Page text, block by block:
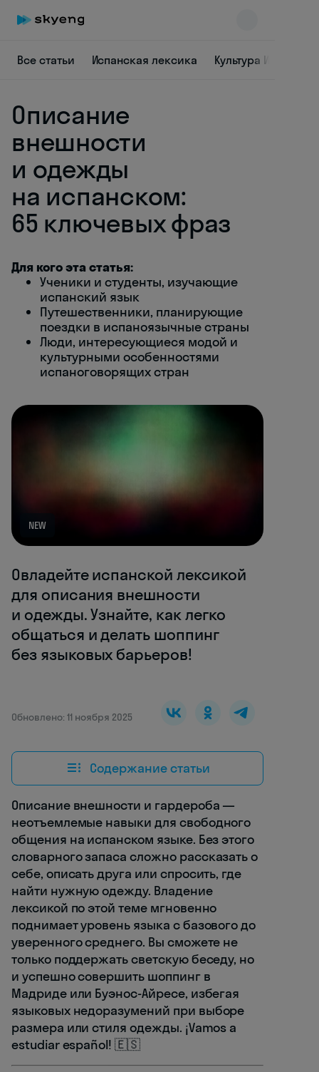
Все статьи Испанская лексика Культура Испании
Описание
внешности
и одежды
на испанском:
65 ключевых фраз
Для кого эта статья:
Ученики и студенты, изучающие
испанский язык
Путешественники, планирующие
поездки в испаноязычные страны
Люди, интересующиеся модой и
культурными особенностями
испаноговорящих стран
NEW
Овладейте испанской лексикой
для описания внешности
и одежды. Узнайте, как легко
общаться и делать шоппинг
без языковых барьеров!
Обновлено: 11 ноября 2025
Содержание статьи
Описание внешности и гардероба —
неотъемлемые навыки для свободного
общения на испанском языке. Без этого
словарного запаса сложно рассказать о
себе, описать друга или спросить, где
найти нужную одежду. Владение
лексикой по этой теме мгновенно
поднимает уровень языка с базового до
уверенного среднего. Вы сможете не
только поддержать светскую беседу, но
и успешно совершить шоппинг в
Мадриде или Буэнос-Айресе, избегая
языковых недоразумений при выборе
размера или стиля одежды. ¡Vamos a
estudiar español! 🇪🇸
Skyeng Chat
online